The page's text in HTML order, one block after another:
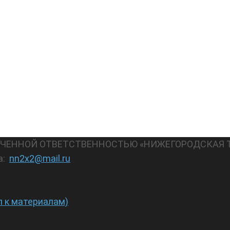
ОТВЕТСТВЕННОСТЬЮ «НИЖЕГОРОДСКАЯ
nn2x2@mail.ru
к материалам)